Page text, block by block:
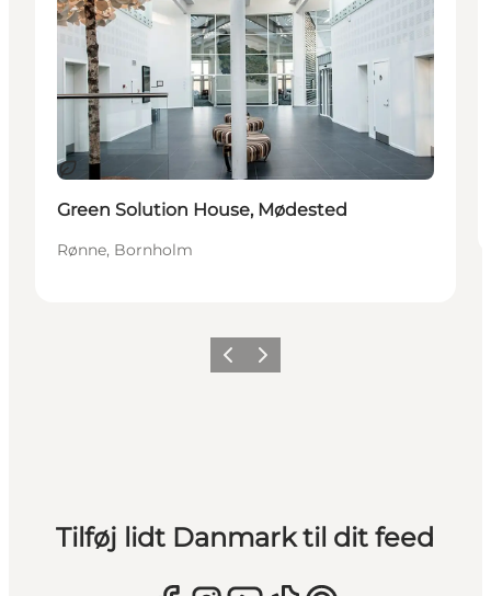
Bæredygtige oplevelser
Green Solution House, Mødested
Rønne, Bornholm
ForrigeNæste
Tilføj lidt Danmark til dit feed